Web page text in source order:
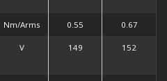
Nm/Arms 0.55 0.67
V 149 152